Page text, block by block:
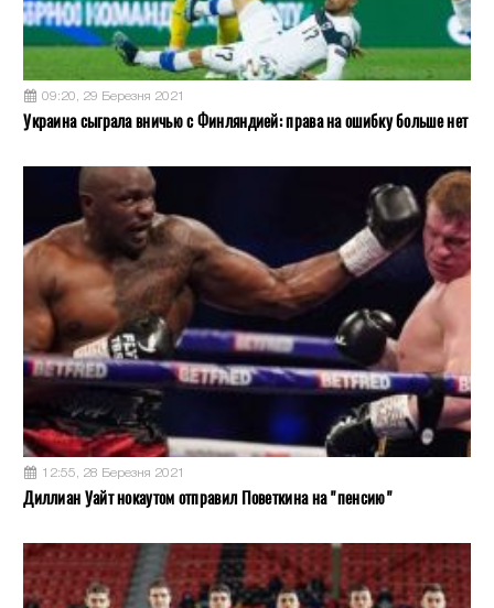
09:20, 29 Березня 2021
Украина сыграла вничью с Финляндией: права на ошибку больше нет
12:55, 28 Березня 2021
Диллиан Уайт нокаутом отправил Поветкина на "пенсию"